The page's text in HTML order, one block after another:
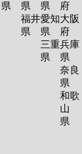
県 県
福井
県
県
愛知
県
三重
県
府
大阪
府
兵庫
県
奈良
県
和歌
山
県